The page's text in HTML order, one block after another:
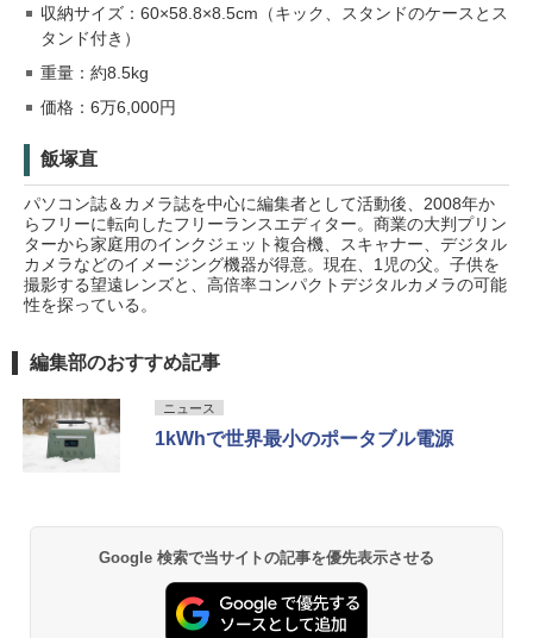
収納サイズ：60×58.8×8.5cm（キック、スタンドのケースとス
タンド付き）
重量：約8.5kg
価格：6万6,000円
飯塚直
パソコン誌＆カメラ誌を中心に編集者として活動後、2008年か
らフリーに転向したフリーランスエディター。商業の大判プリン
ターから家庭用のインクジェット複合機、スキャナー、デジタル
カメラなどのイメージング機器が得意。現在、1児の父。子供を
撮影する望遠レンズと、高倍率コンパクトデジタルカメラの可能
性を探っている。
編集部のおすすめ記事
ニュース
1kWhで世界最小のポータブル電源
Google 検索で当サイトの記事を優先表示させる